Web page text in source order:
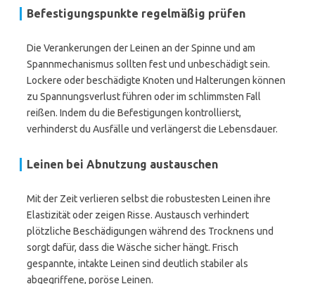
Befestigungspunkte regelmäßig prüfen
Die Verankerungen der Leinen an der Spinne und am
Spannmechanismus sollten fest und unbeschädigt sein.
Lockere oder beschädigte Knoten und Halterungen können
zu Spannungsverlust führen oder im schlimmsten Fall
reißen. Indem du die Befestigungen kontrollierst,
verhinderst du Ausfälle und verlängerst die Lebensdauer.
Leinen bei Abnutzung austauschen
Mit der Zeit verlieren selbst die robustesten Leinen ihre
Elastizität oder zeigen Risse. Austausch verhindert
plötzliche Beschädigungen während des Trocknens und
sorgt dafür, dass die Wäsche sicher hängt. Frisch
gespannte, intakte Leinen sind deutlich stabiler als
abgegriffene, poröse Leinen.